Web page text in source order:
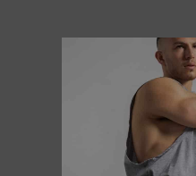
עולם התזונה